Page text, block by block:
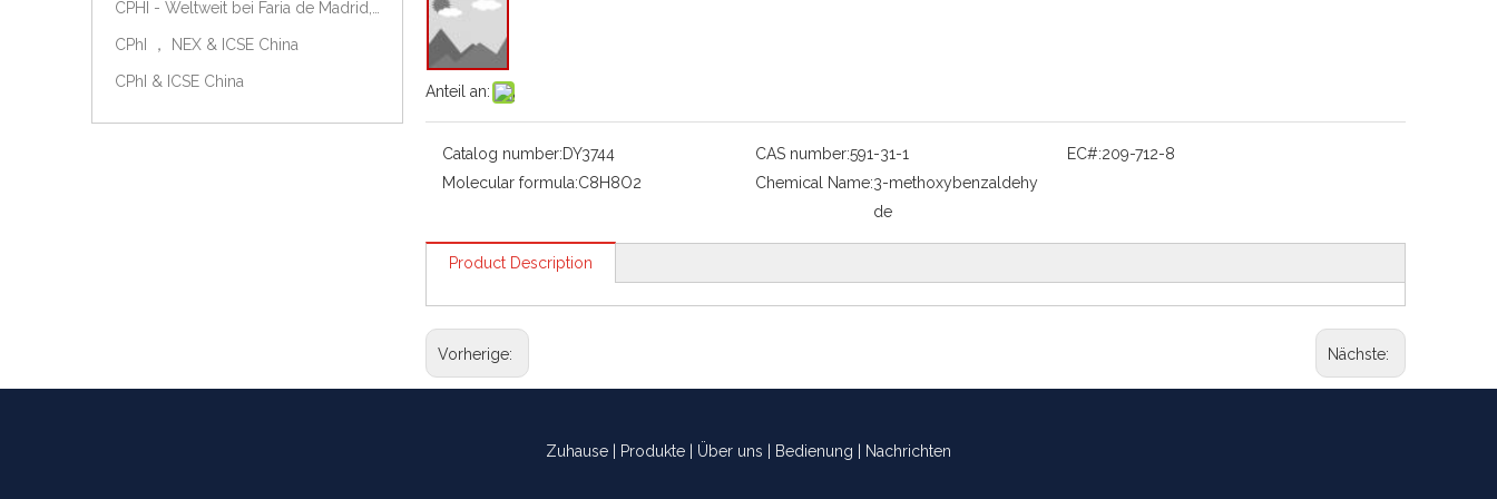
CPhI ， NEX & ICSE China
CPhI & ICSE China
Anteil an:
Catalog number:DY3744 CAS number:591-31-1 EC#:209-712-8
Molecular formula:C8H8O2 Chemical Name:3-methoxybenzaldehy
de
Product Description
Vorherige: Nächste:
Zuhause Produkte Über uns Bedienung Nachrichten